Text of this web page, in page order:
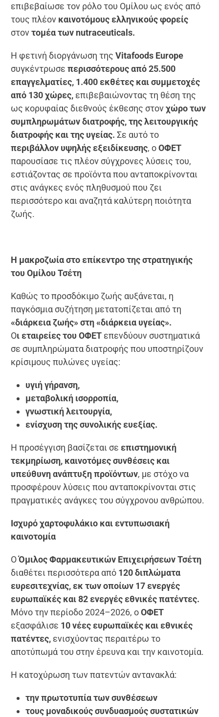
επιβεβαίωσε τον ρόλο του Ομίλου ως ενός από
τους πλέον καινοτόμους ελληνικούς φορείς
στοντομέα των nutraceuticals.
Η φετινή διοργάνωση της Vitafoods Europe
συγκέντρωσεπερισσότερους από 25.500
επαγγελματίες, 1.400 εκθέτες και συμμετοχές
από 130 χώρες, επιβεβαιώνοντας τη θέση της
ως κορυφαίας διεθνούς έκθεσης στονχώρο των
συμπληρωμάτων διατροφής, της λειτουργικής
διατροφής και της υγείας.Σε αυτό το
περιβάλλον υψηλής εξειδίκευσης, οΟΦΕΤ
παρουσίασε τις πλέον σύγχρονες λύσεις του,
εστιάζοντας σε προϊόντα που ανταποκρίνονται
στις ανάγκες ενός πληθυσμού που ζει
περισσότερο και αναζητά καλύτερη ποιότητα
ζωής.
Η μακροζωία στο επίκεντρο της στρατηγικής
του Ομίλου Τσέτη
Καθώς το προσδόκιμο ζωής αυξάνεται, η
παγκόσμια συζήτηση μετατοπίζεται από τη
«διάρκεια ζωής» στη «διάρκεια υγείας».
Οι εταιρείες του ΟΦΕΤ επενδύουν συστηματικά
σε συμπληρώματα διατροφής που υποστηρίζουν
κρίσιμους πυλώνες υγείας:
υγιή γήρανση,
μεταβολική ισορροπία,
γνωστική λειτουργία,
ενίσχυση της συνολικής ευεξίας.
Η προσέγγιση βασίζεται σε επιστημονική
τεκμηρίωση, καινοτόμες συνθέσεις και
υπεύθυνη ανάπτυξη προϊόντων, με στόχο να
προσφέρουν λύσεις που ανταποκρίνονται στις
πραγματικές ανάγκες του σύγχρονου ανθρώπου.
Ισχυρό χαρτοφυλάκιο και εντυπωσιακή
καινοτομία
ΟΌμιλος Φαρμακευτικών Επιχειρήσεων Τσέτη
διαθέτει περισσότερα από 120 διπλώματα
ευρεσιτεχνίας, εκ των οποίων 17 ενεργές
ευρωπαϊκές και 82 ενεργές εθνικές πατέντες.
Μόνο την περίοδο 2024–2026, οΟΦΕΤ
εξασφάλισε 10 νέες ευρωπαϊκές και εθνικές
πατέντες, ενισχύοντας περαιτέρω το
αποτύπωμά του στην έρευνα και την καινοτομία.
Η κατοχύρωση των πατεντών αντανακλά:
την πρωτοτυπία των συνθέσεων
τους μοναδικούς συνδυασμούς συστατικών